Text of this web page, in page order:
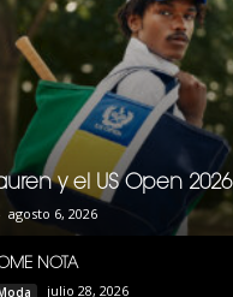
y el US Open 2026
agosto 6, 2026
NOTA
julio 28, 2026